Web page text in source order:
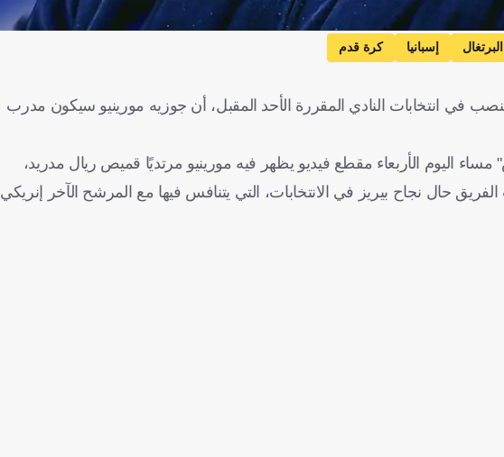
البرتغال إسبانيا كرة قدم
في انتخابات النادي المقررة الأحد المقبل، أن جوزيه مورينيو سيكون مدرب
اليوم الأربعاء مقطع فيديو يظهر فيه مورينيو مرتديًا قميص ريال مدريد،
حال نجاح بيريز في الانتخابات، التي يتنافس فيها مع المرشح الآخر إنريكي